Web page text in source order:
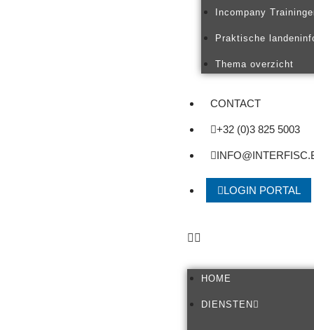
Incompany
Praktische
Thema overzicht
CONTACT
+32 (0)3 825 5003
LOGIN PORTAL
HOME
DIENSTEN